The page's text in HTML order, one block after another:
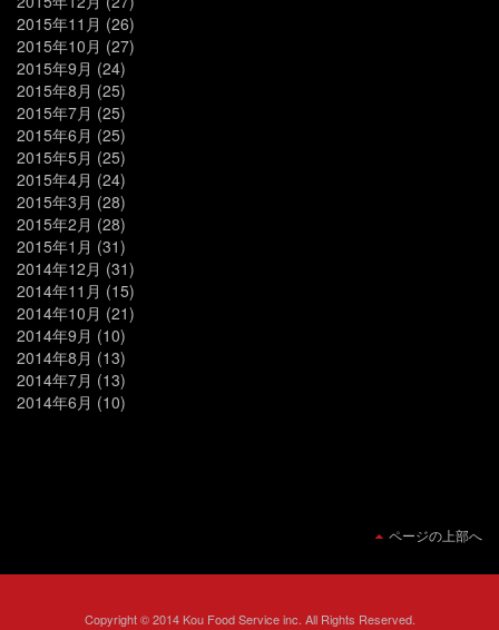
2015年11月 (26)
2015年10月 (27)
2015年9月 (24)
2015年8月 (25)
2015年7月 (25)
2015年6月 (25)
2015年5月 (25)
2015年4月 (24)
2015年3月 (28)
2015年2月 (28)
2015年1月 (31)
2014年12月 (31)
2014年11月 (15)
2014年10月 (21)
2014年9月 (10)
2014年8月 (13)
2014年7月 (13)
2014年6月 (10)
ページの上部へ
Copyright © 2014 Kou Food Service inc. All Rights Reserved.